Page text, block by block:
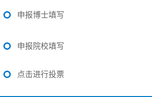
申报博士填写
申报院校填写
点击进行投票